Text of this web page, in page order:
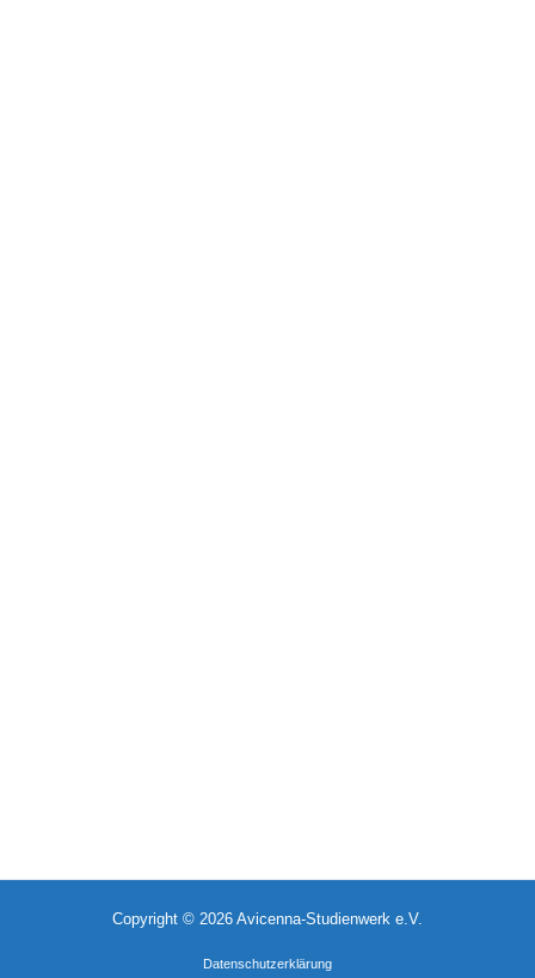
Copyright © 2026 Avicenna-Studienwerk e.V.
Datenschutzerklärung